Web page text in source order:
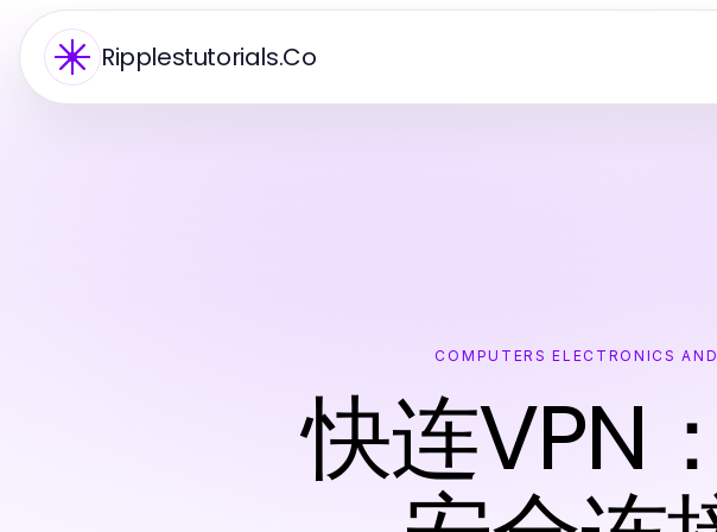
Ripplestutorials.Co
COMPUTERS ELECTRONICS
快连VPN